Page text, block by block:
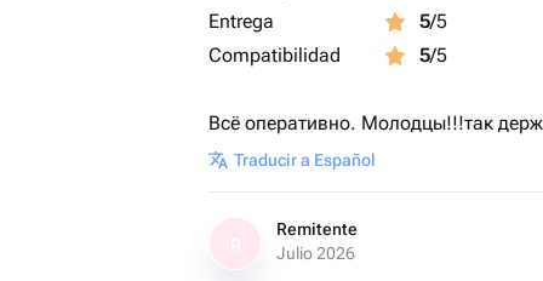
Entrega
5/5
Compatibilidad
5/5
Всё оперативно. Молодцы!!!так
Traducir a Español
Remitente
Julio 2026